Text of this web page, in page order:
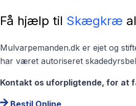
Få hjælp til Skægkræ
Mulvarpemanden.dk er ejet og
har været autoriseret
Kontakt os uforpligtende, for at
Bestil Online